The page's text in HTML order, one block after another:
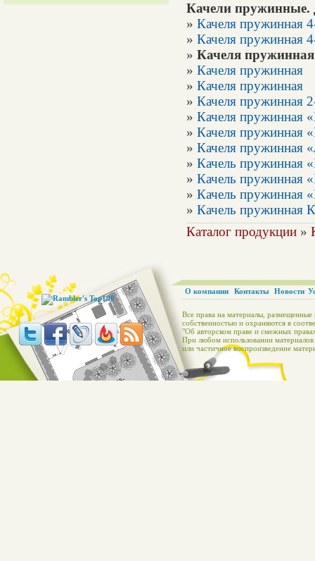
Качели пружинные.
» Качеля пружинная
» Качеля пружинная
» Качеля пружинная
» Качеля пружинная
» Качеля пружинная
» Качеля пружинная
» Качеля пружинная
» Качеля пружинная
» Качеля пружинная
» Качель пружинная
» Качель пружинная
» Качель пружинная
» Качель пружинная
Каталог продукции »
О компании Контакты Новости
Все права на материалы, размещенные
собственностью и охраняются в
"Об авторском праве и смежных
При любом использовании
или частичное воспроизведение